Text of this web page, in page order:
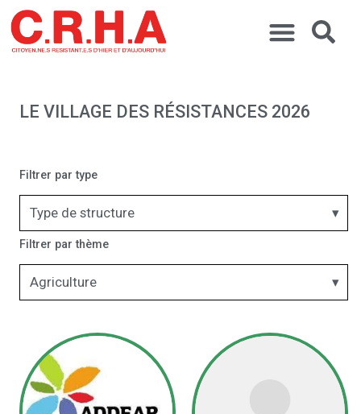
LE VILLAGE DES RÉSISTANCES 2026
Filtrer par type
Type de structure
Filtrer par thème
Agriculture